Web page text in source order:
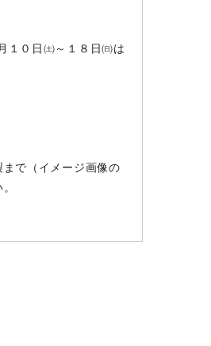
１０日㈯～１８日㈰は
で（イメージ画像の